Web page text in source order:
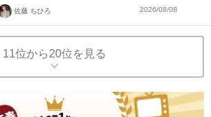
佐藤 ちひろ 2026/08/08
11位から20位を見る